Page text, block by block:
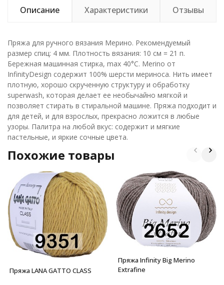
Описание Характеристики Отзывы
Пряжа для ручного вязания Мерино. Рекомендуемый
размер спиц: 4 мм. Плотность вязания: 10 см = 21 п.
Бережная машинная стирка, max 40°C. Merino от
InfinityDesign содержит 100% шерсти мериноса. Нить имеет
плотную, хорошо скрученную структуру и обработку
superwash, которая делает ее необычайно мягкой и
позволяет стирать в стиральной машине. Пряжа подходит и
для детей, и для взрослых, прекрасно ложится в любые
узоры. Палитра на любой вкус: содержит и мягкие
пастельные, и яркие сочные цвета.
Похожие товары
Пряжа LANA GATTO CLASS
Пряжа Infinity Big Merino
Extrafine